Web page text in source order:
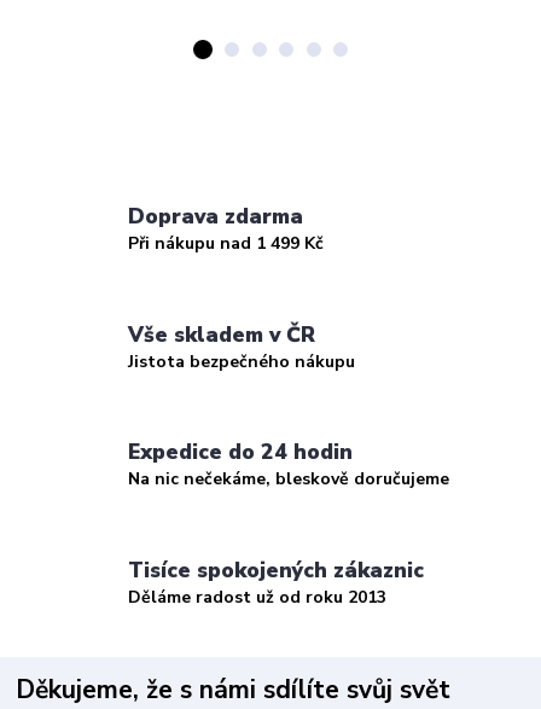
Doprava zdarma
Při nákupu nad 1 499 Kč
Vše skladem v ČR
Jistota bezpečného nákupu
Expedice do 24 hodin
Na nic nečekáme, bleskově doručujeme
Tisíce spokojených zákaznic
Děláme radost už od roku 2013
Děkujeme, že s námi sdílíte svůj svět